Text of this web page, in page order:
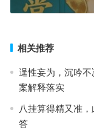
相关推荐
逞性妄为，沉吟
案解释落实
八挂算得精又准
答